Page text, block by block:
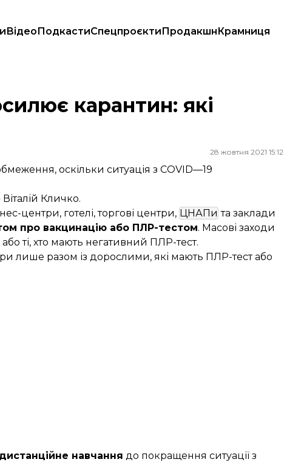
ВідеоПодкастиСпецпроєктиПродакшнКрамниця
карантин: які
28 жовтня 2021 15:12
оскільки ситуація з COVID—19
Кличко.
центри, готелі, торгові центри, ЦНАПи та заклади
про вакцинацію або ПЛР-тестом. Масові заходи
ті, хто мають негативний ПЛР-тест.
лише разом із дорослими, які мають ПЛР-тест або
дистанційне навчання до покращення ситуації з